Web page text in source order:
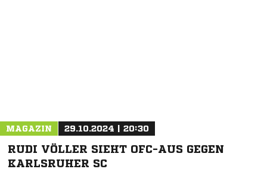
MAGAZIN 29.10.2024 | 20:30
RUDI VÖLLER SIEHT OFC-AUS GEGEN
KARLSRUHER SC